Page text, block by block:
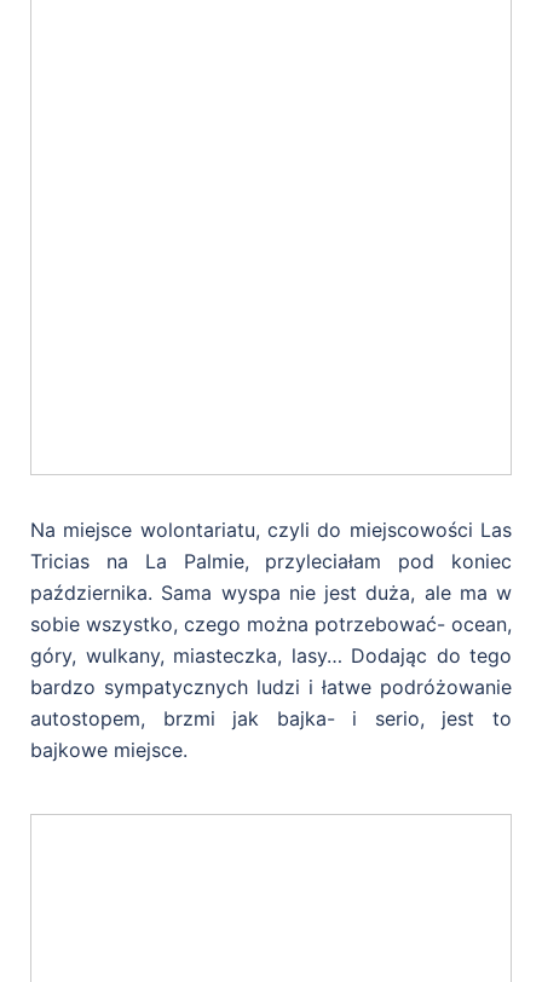
Na miejsce wolontariatu, czyli do miejscowości Las
Tricias na La Palmie, przyleciałam pod koniec
października. Sama wyspa nie jest duża, ale ma w
sobie wszystko, czego można potrzebować- ocean,
góry, wulkany, miasteczka, lasy… Dodając do tego
bardzo sympatycznych ludzi i łatwe podróżowanie
autostopem, brzmi jak bajka- i serio, jest to
bajkowe miejsce.